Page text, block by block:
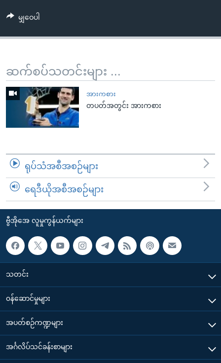
ရှာဖွေ
ကျော်
ရန်
ဘာသာစကားများ
မျှဝေပါ
ဆက်စပ်သတင်းများ ...
အားကစား
တပတ်အတွင်း အားကစား
ရုပ်သံအစီအစဉ်များ
ရေဒီယိုအစီအစဉ်များ
ဗွီအိုအေ လူမှုကွန်ယက်များ
သတင်း
၀န်ဆောင်မှုများ
အပတ်စဉ်ကဏ္ဍများ
အင်္ဂလိပ်သင်ခန်းစာများ